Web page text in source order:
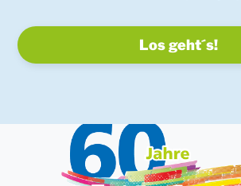
ein
Mensch?
bitte
den
Schlüssel